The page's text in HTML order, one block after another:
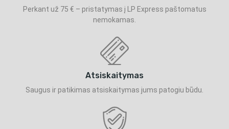
Perkant už 75 € – pristatymas į LP Express paštomatus
nemokamas.
Atsiskaitymas
Saugus ir patikimas atsiskaitymas jums patogiu būdu.